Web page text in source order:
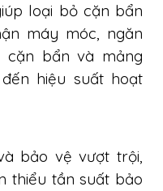
loại bỏ cặn bẩn
máy móc, ngăn
cặn bẩn và mảng
hiệu suất hoạt
bảo vệ vượt trội,
thiểu tần suất bảo